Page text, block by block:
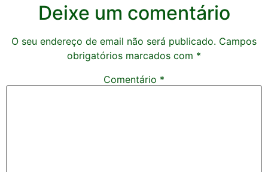
Deixe um comentário
O seu endereço de email não será publicado. Campos
obrigatórios marcados com *
Comentário *